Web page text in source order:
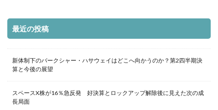
最近の投稿
新体制下のバークシャー・ハサウェイはどこへ向かうのか？第2四半期決
算と今後の展望
スペースX株が16％急反発 好決算とロックアップ解除後に見えた次の成
長局面